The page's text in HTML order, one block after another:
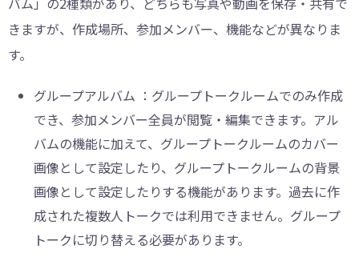
きますが、作成場所、参加メンバー、機能などが異なりま
す。
グループアルバム ：グループトークルームでのみ作成
でき、参加メンバー全員が閲覧・編集できます。アル
バムの機能に加えて、グループトークルームのカバー
画像として設定したり、グループトークルームの背景
画像として設定したりする機能があります。過去に作
成された複数人トークでは利用できません。グループ
トークに切り替える必要があります。